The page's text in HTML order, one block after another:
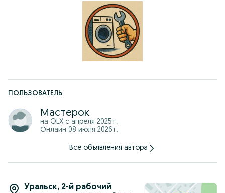
ПОЛЬЗОВАТЕЛЬ
Мастерок
на OLX с апреля 2025 г.
Онлайн 08 июля 2026 г.
Все объявления автора
Уральск, 2-й рабочий